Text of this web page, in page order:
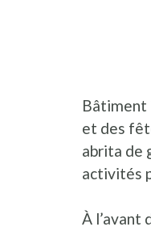
Bâtiment
et des
abrita de
activités
À l’avant